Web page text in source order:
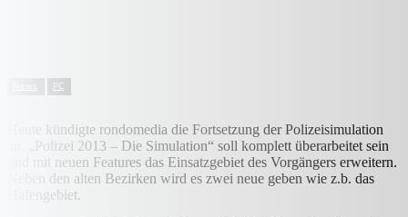
PC
Heute kündigte rondomedia die Fortsetzung der Polizeisimulation
an. „Polizei 2013 – Die Simulation“ soll komplett überarbeitet sein
und mit neuen Features das Einsatzgebiet des Vorgängers erweitern.
Neben den alten Bezirken wird es zwei neue geben wie z.b. das
Hafengebiet.